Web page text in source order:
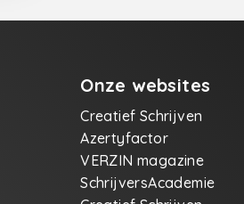
Onze websites
Creatief Schrijven
Azertyfactor
VERZIN magazine
SchrijversAcademie